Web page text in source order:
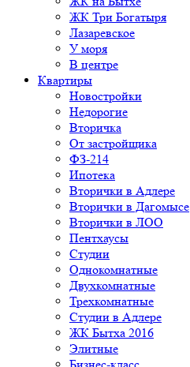
ЖК Три Богатыря
Лазаревское
У моря
В центре
Квартиры
Новостройки
Недорогие
Вторичка
От застройщика
ФЗ-214
Ипотека
Вторички в Адлере
Вторички в Дагомысе
Вторички в ЛОО
Пентхаусы
Студии
Однокомнатные
Двухкомнатные
Трехкомнатные
Студии в Адлере
ЖК Бытха 2016
Элитные